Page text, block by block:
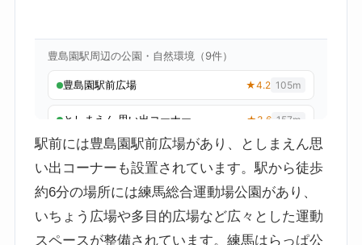
駅前には豊島園駅前広場があり、としまえん思
い出コーナーも設置されています。駅から徒歩
約6分の場所には練馬総合運動場公園があり、
いちょう広場や多目的広場など広々とした運動
スペースが整備されています。練馬はらっぱ公